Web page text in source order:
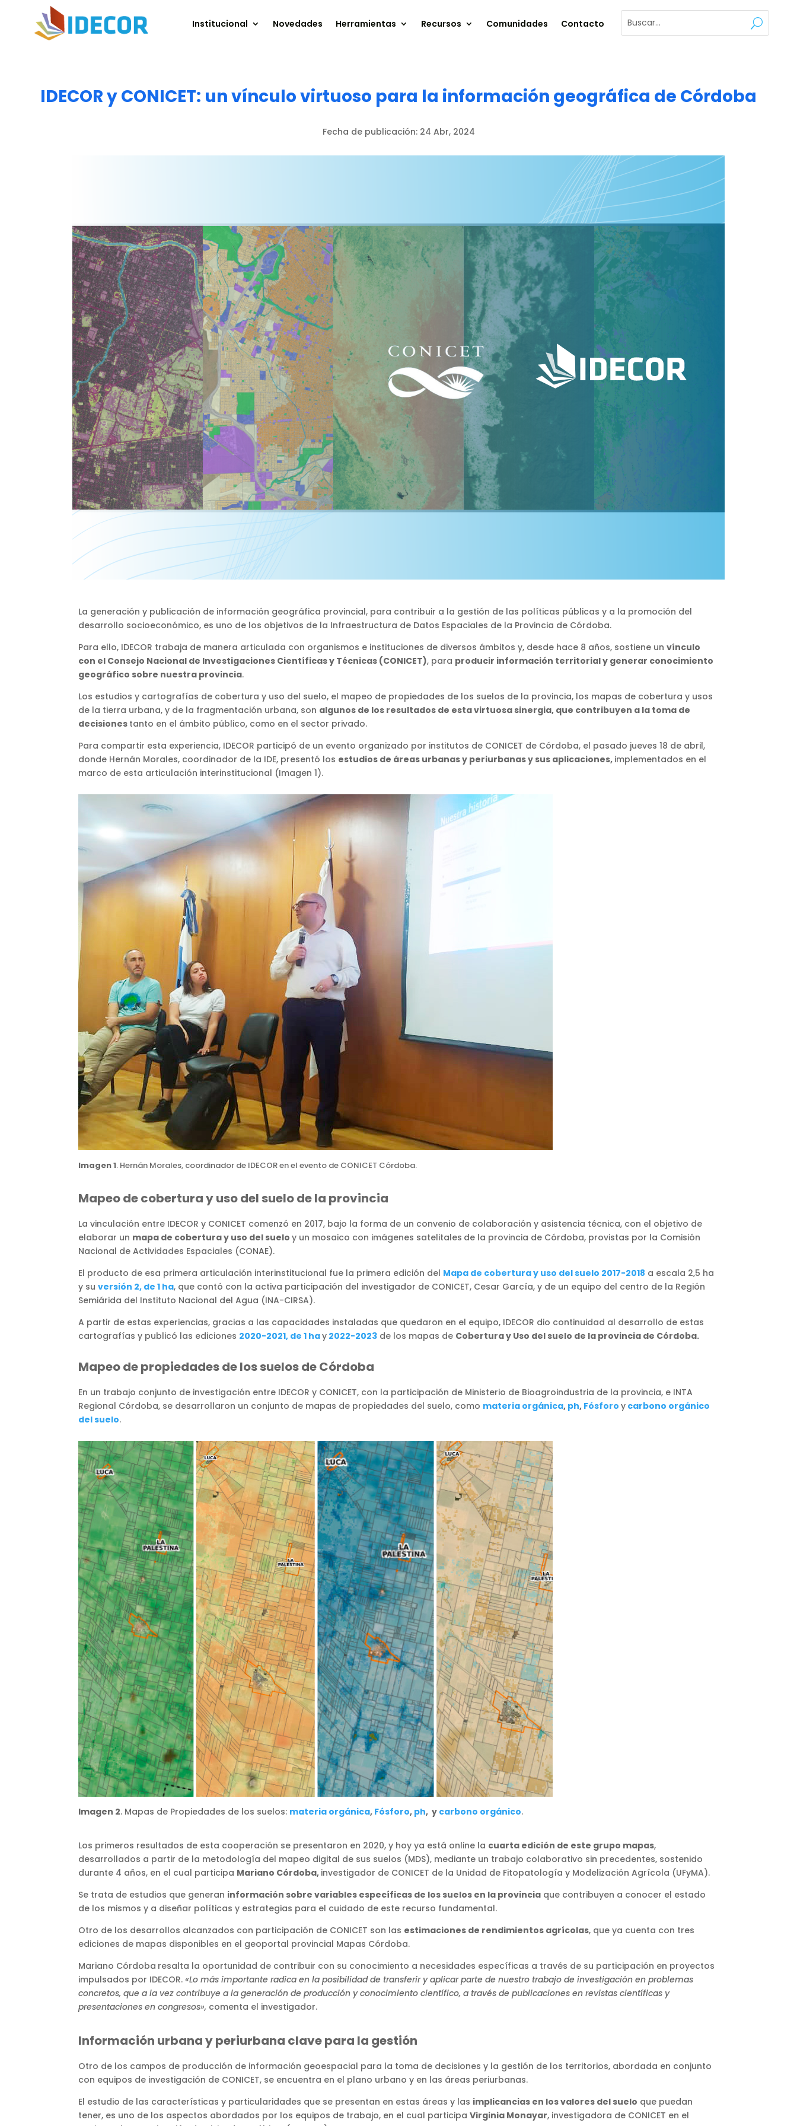
Institucional Novedades Herramientas Recursos Comunidades Contacto
IDECOR y CONICET: un vínculo virtuoso para la información geográfica de Córdoba
Fecha de publicación: 24 Abr, 2024
La generación y publicación de información geográfica provincial, para contribuir a la gestión de las políticas públicas y a la promoción del
desarrollo socioeconómico, es uno de los objetivos de la Infraestructura de Datos Espaciales de la Provincia de Córdoba.
Para ello, IDECOR trabaja de manera articulada con organismos e instituciones de diversos ámbitos y, desde hace 8 años, sostiene un vínculo
con el Consejo Nacional de Investigaciones Científicas y Técnicas (CONICET), para producir información territorial y generar conocimiento
geográfico sobre nuestra provincia.
Los estudios y cartografías de cobertura y uso del suelo, el mapeo de propiedades de los suelos de la provincia, los mapas de cobertura y usos
de la tierra urbana, y de la fragmentación urbana, son algunos de los resultados de esta virtuosa sinergia, que contribuyen a la toma de
decisiones tanto en el ámbito público, como en el sector privado.
Para compartir esta experiencia, IDECOR participó de un evento organizado por institutos de CONICET de Córdoba, el pasado jueves 18 de abril,
donde Hernán Morales, coordinador de la IDE, presentó los estudios de áreas urbanas y periurbanas y sus aplicaciones, implementados en el
marco de esta articulación interinstitucional (Imagen 1).
Imagen 1. Hernán Morales, coordinador de IDECOR en el evento de CONICET Córdoba.
Mapeo de cobertura y uso del suelo de la provincia
La vinculación entre IDECOR y CONICET comenzó en 2017, bajo la forma de un convenio de colaboración y asistencia técnica, con el objetivo de
elaborar un mapa de cobertura y uso del suelo y un mosaico con imágenes satelitales de la provincia de Córdoba, provistas por la Comisión
Nacional de Actividades Espaciales (CONAE).
El producto de esa primera articulación interinstitucional fue la primera edición del Mapa de cobertura y uso del suelo 2017-2018 a escala 2,5 ha
y su versión 2, de 1 ha, que contó con la activa participación del investigador de CONICET, Cesar García, y de un equipo del centro de la Región
Semiárida del Instituto Nacional del Agua (INA-CIRSA).
A partir de estas experiencias, gracias a las capacidades instaladas que quedaron en el equipo, IDECOR dio continuidad al desarrollo de estas
cartografías y publicó las ediciones 2020-2021, de 1 hay 2022-2023 de los mapas de Cobertura y Uso del suelo de la provincia de Córdoba.
Mapeo de propiedades de los suelos de Córdoba
En un trabajo conjunto de investigación entre IDECOR y CONICET, con la participación de Ministerio de Bioagroindustria de la provincia, e INTA
Regional Córdoba, se desarrollaron un conjunto de mapas de propiedades del suelo, como materia orgánica, ph, Fósforo y carbono orgánico
del suelo.
Imagen 2. Mapas de Propiedades de los suelos: materia orgánica, Fósforo, ph, y carbono orgánico.
Los primeros resultados de esta cooperación se presentaron en 2020, y hoy ya está online la cuarta edición de este grupo mapas,
desarrollados a partir de la metodología del mapeo digital de sus suelos (MDS), mediante un trabajo colaborativo sin precedentes, sostenido
durante 4 años, en el cual participa Mariano Córdoba, investigador de CONICET de la Unidad de Fitopatología y Modelización Agrícola (UFyMA).
Se trata de estudios que generan información sobre variables específicas de los suelos en la provincia que contribuyen a conocer el estado
de los mismos y a diseñar políticas y estrategias para el cuidado de este recurso fundamental.
Otro de los desarrollos alcanzados con participación de CONICET son las estimaciones de rendimientos agrícolas, que ya cuenta con tres
ediciones de mapas disponibles en el geoportal provincial Mapas Córdoba.
Mariano Córdoba resalta la oportunidad de contribuir con su conocimiento a necesidades específicas a través de su participación en proyectos
impulsados por IDECOR. «Lo más importante radica en la posibilidad de transferir y aplicar parte de nuestro trabajo de investigación en problemas
concretos, que a la vez contribuye a la generación de producción y conocimiento científico, a través de publicaciones en revistas científicas y
presentaciones en congresos», comenta el investigador.
Información urbana y periurbana clave para la gestión
Otro de los campos de producción de información geoespacial para la toma de decisiones y la gestión de los territorios, abordada en conjunto
con equipos de investigación de CONICET, se encuentra en el plano urbano y en las áreas periurbanas.
El estudio de las características y particularidades que se presentan en estas áreas y las implicancias en los valores del suelo que puedan
tener, es uno de los aspectos abordados por los equipos de trabajo, en el cual participa Virginia Monayar, investigadora de CONICET en el